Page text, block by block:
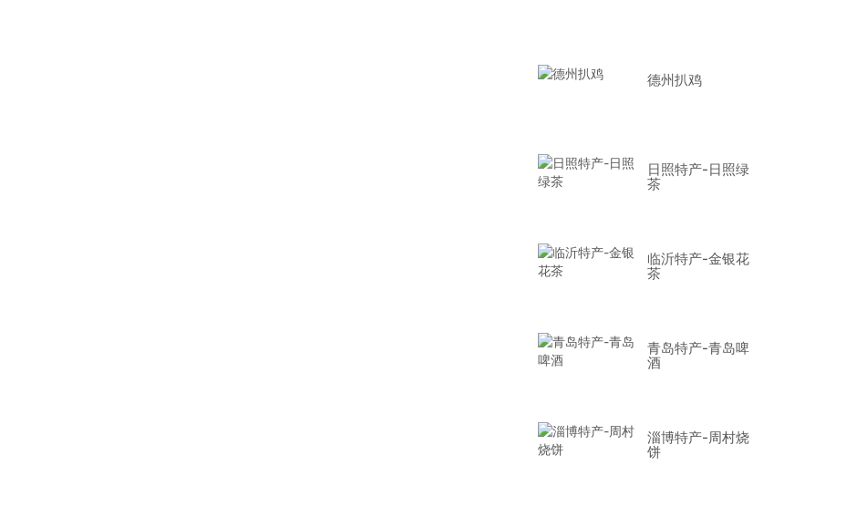
德州扒鸡
日照特产-日照绿
茶
临沂特产-金银花
茶
青岛特产-青岛啤
酒
淄博特产-周村烧
饼